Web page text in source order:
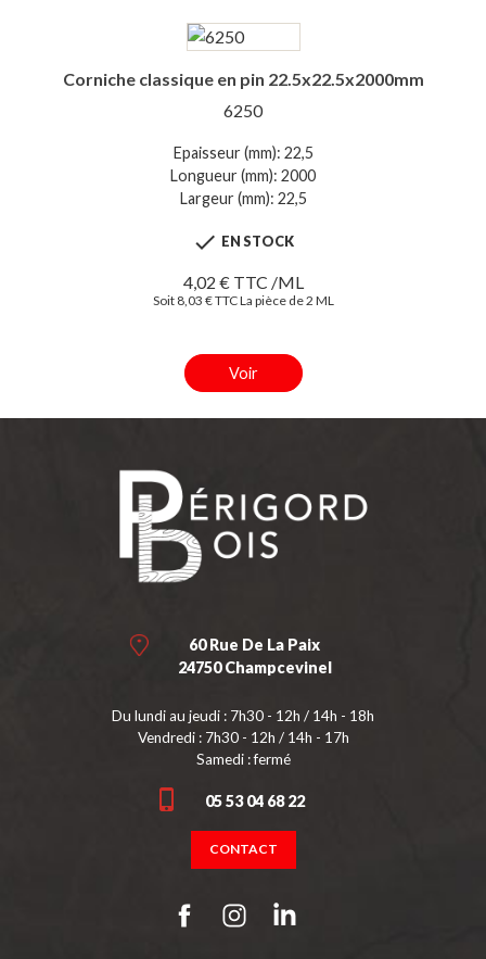
Corniche classique en pin 22.5x22.5x2000mm
6250
Epaisseur (mm): 22,5
Longueur (mm): 2000
Largeur (mm): 22,5
 EN STOCK
4,02 € TTC /ML
Soit 8,03 € TTC La pièce de 2 ML
Voir
60 Rue De La Paix
24750 Champcevinel
Du lundi au jeudi : 7h30 - 12h / 14h - 18h
Vendredi : 7h30 - 12h / 14h - 17h
Samedi : fermé
05 53 04 68 22
CONTACT